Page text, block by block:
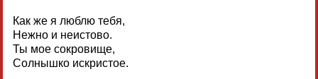
Как же я люблю тебя,
Нежно и неистово.
Ты мое сокровище,
Солнышко искристое.